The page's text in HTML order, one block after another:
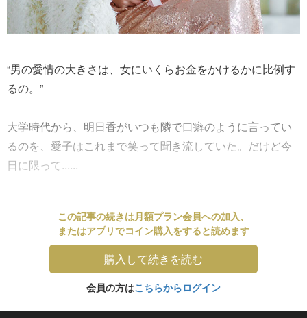
“男の愛情の大きさは、女にいくらお金をかけるかに比例す
るの。”
大学時代から、明日香がいつも隣で口癖のように言ってい
るのを、愛子はこれまで笑って聞き流していた。だけど今
日に限って......
この記事の続きは月額プラン会員への加入、
またはアプリでコイン購入をすると読めます
購入して続きを読む
会員の方はこちらからログイン